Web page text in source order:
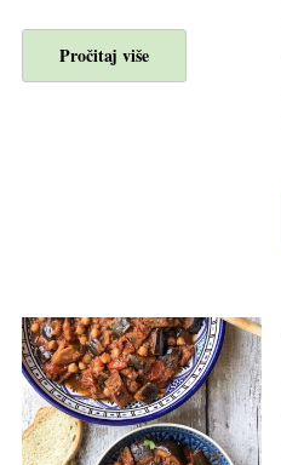
Pročitaj više